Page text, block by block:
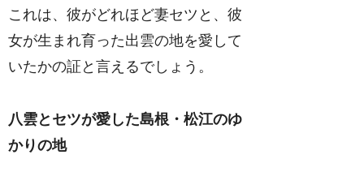
これは、彼がどれほど妻セツと、彼
女が生まれ育った出雲の地を愛して
いたかの証と言えるでしょう。
八雲とセツが愛した島根・松江のゆ
かりの地